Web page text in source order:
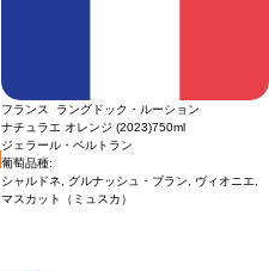
フランス ラングドック・ルーション
ナチュラエ オレンジ (2023)750ml
ジェラール・ベルトラン
葡萄品種:
シャルドネ, グルナッシュ・ブラン, ヴィオニエ,
マスカット（ミュスカ）